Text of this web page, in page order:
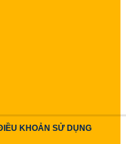
KHOẢN SỬ DỤNG